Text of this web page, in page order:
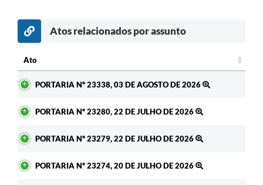
Atos relacionados por assunto
Ato
PORTARIA Nº 23338, 03 DE AGOSTO DE 2026
PORTARIA Nº 23280, 22 DE JULHO DE 2026
PORTARIA Nº 23279, 22 DE JULHO DE 2026
PORTARIA Nº 23274, 20 DE JULHO DE 2026